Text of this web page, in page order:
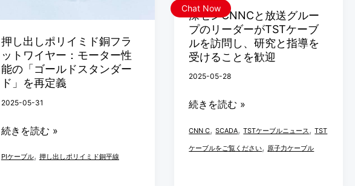
Chat Now
押し出しポリイミド銅フラ
ットワイヤー：モーター性
能の「ゴールドスタンダー
ド」を再定義
2025-05-31
ド
銅
フ
ト
イ
続きを読む »
PIケーブル, 押し出しポリイミド銅平線
深センCNNCと放送グルー
プのリーダーがTSTケーブ
ルを訪問し、研究と指導を
受けることを歓迎
2025-05-28
送
グ
ル
ー
プ
リ
ー
ダ
続きを読む »
CNN C,SCADA,TSTケーブルニュース,TST
ケーブルをご覧ください, 原子力ケーブル